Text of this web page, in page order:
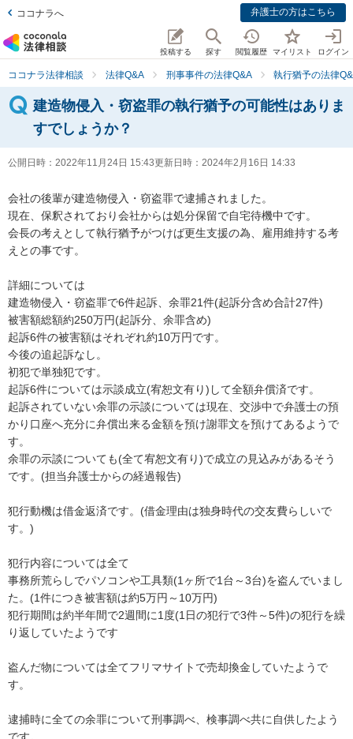
ココナラへ 弁護士の方はこちら
投稿する 探す 閲覧履歴 マイリスト ログイン
ココナラ法律相談 法律Q&A 刑事事件の法律Q&A 執行猶予の法律
建造物侵入・窃盗罪の執行猶予の可能性はありま
すでしょうか？
公開日時： 2022年11月24日 15:43更新日時： 2024年2月16日 14:33
会社の後輩が建造物侵入・窃盗罪で逮捕されました。
現在、保釈されており会社からは処分保留で自宅待機中です。
会長の考えとして執行猶予がつけば更生支援の為、雇用維持する考
えとの事です。
詳細については
建造物侵入・窃盗罪で6件起訴、余罪21件(起訴分含め合計27件)
被害額総額約250万円(起訴分、余罪含め)
起訴6件の被害額はそれぞれ約10万円です。
今後の追起訴なし。
初犯で単独犯です。
起訴6件については示談成立(宥恕文有り)して全額弁償済です。
起訴されていない余罪の示談については現在、交渉中で弁護士の預
かり口座へ充分に弁償出来る金額を預け謝罪文を預けてあるようで
す。
余罪の示談についても(全て宥恕文有り)で成立の見込みがあるそう
です。(担当弁護士からの経過報告)
犯行動機は借金返済です。(借金理由は独身時代の交友費らしいで
す。)
犯行内容については全て
事務所荒らしでパソコンや工具類(1ヶ所で1台～3台)を盗んでいまし
た。(1件につき被害額は約5万円～10万円)
犯行期間は約半年間で2週間に1度(1日の犯行で3件～5件)の犯行を繰
り返していたようです
盗んだ物については全てフリマサイトで売却換金していたようで
す。
逮捕時に全ての余罪について刑事調べ、検事調べ共に自供したよう